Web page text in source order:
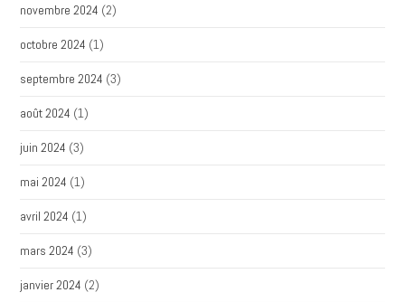
novembre 2024 (2)
octobre 2024 (1)
septembre 2024 (3)
août 2024 (1)
juin 2024 (3)
mai 2024 (1)
avril 2024 (1)
mars 2024 (3)
janvier 2024 (2)